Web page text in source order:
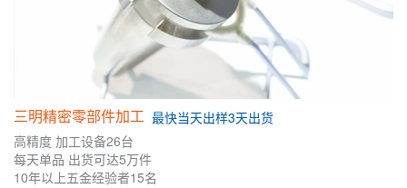
三明精密零部件加工 最快当天出样3天出货
高精度 加工设备26台
每天单品 出货可达5万件
10年以上五金经验者15名